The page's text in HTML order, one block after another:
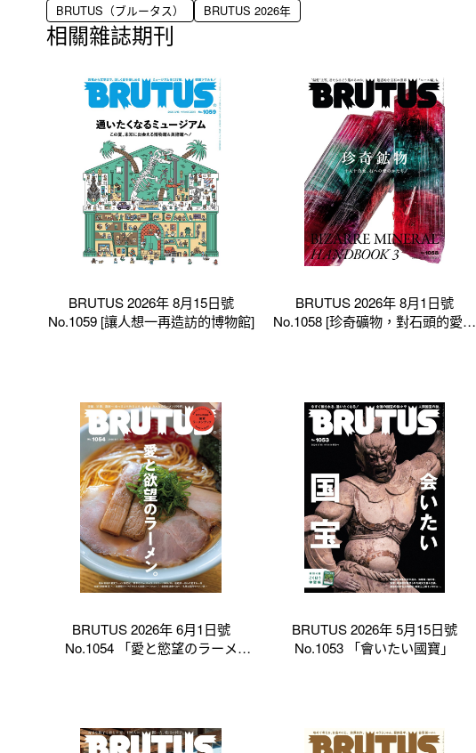
BRUTUS（ブルータス） BRUTUS 2026年
相關雜誌期刊
BRUTUS 2026年 8月15日號
No.1059 [讓人想一再造訪的博物館]
BRUTUS 2026年 8月1日號
No.1058 [珍奇礦物，對石頭的愛各
BRUTUS 2026年 6月1日號
No.1054 「愛と慾望のラーメ
BRUTUS 2026年 5月15日號
No.1053 「會いたい國寶」